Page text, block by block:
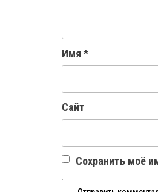
Имя *
Сайт
Сохранить моё